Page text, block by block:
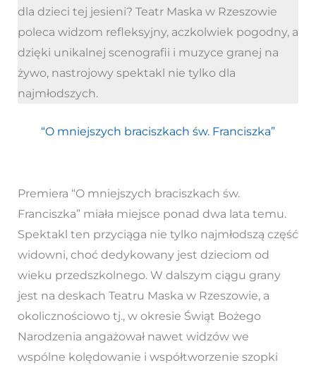
dla dzieci tej jesieni? Teatr Maska w Rzeszowie
poleca widzom refleksyjny, aczkolwiek pogodny, a
dzięki unikalnej scenografii i muzyce granej na
żywo, nastrojowy spektakl nie tylko dla
najmłodszych.
“O mniejszych braciszkach św. Franciszka”
Premiera “O mniejszych braciszkach św.
Franciszka” miała miejsce ponad dwa lata temu.
Spektakl ten przyciąga nie tylko najmłodszą część
widowni, choć dedykowany jest dzieciom od
wieku przedszkolnego. W dalszym ciągu grany
jest na deskach Teatru Maska w Rzeszowie, a
okolicznościowo tj., w okresie Świąt Bożego
Narodzenia angażował nawet widzów we
wspólne kolędowanie i współtworzenie szopki